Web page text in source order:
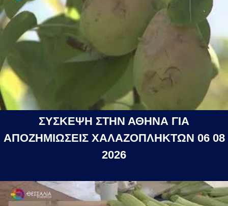
ΣΥΣΚΕΨΗ ΣΤΗΝ ΑΘΗΝΑ ΓΙΑ
ΑΠΟΖΗΜΙΩΣΕΙΣ ΧΑΛΑΖΟΠΛΗΚΤΩΝ 06 08
2026